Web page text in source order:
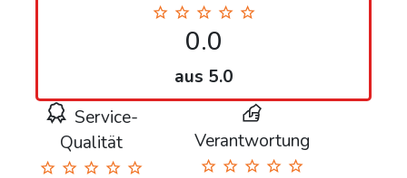
0.0
aus 5.0
Service-
Qualität
Verantwortung